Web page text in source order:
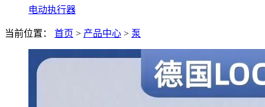
电动执行器
当前位置： 首页 > 产品中心 > 泵